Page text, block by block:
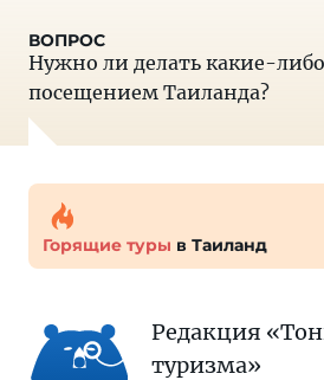
Нужно ли делать какие-
посещением Таиланда?
Горящие туры в Таиланд
Редакция
туризма»